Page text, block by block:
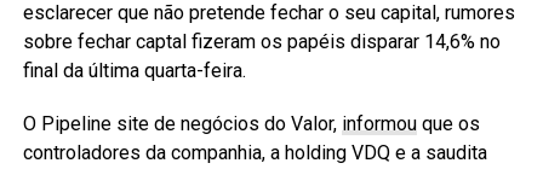
esclarecer que não pretende fechar o seu capital, rumores
sobre fechar captal fizeram os papéis disparar 14,6% no
final da última quarta-feira.
O Pipeline site de negócios do Valor, informouque os
controladores da companhia, a holding VDQ e a saudita